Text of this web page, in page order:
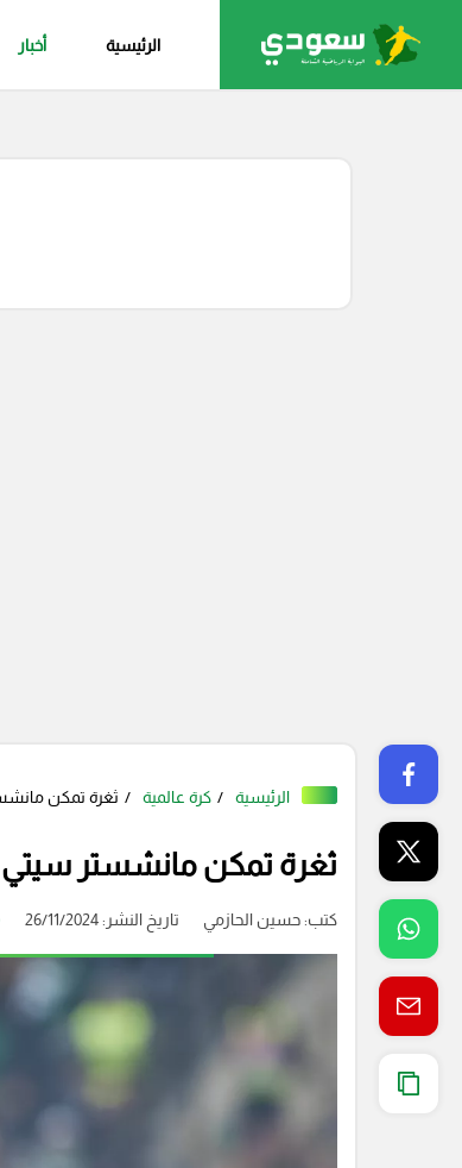
الرئيسية أخبار
الرئيسية كرة عالمية ثغرة تمكن
ثغرة تمكن مانشستر سيتي
كتب:حسين الحازمي تاريخ النشر: 26/11/2024